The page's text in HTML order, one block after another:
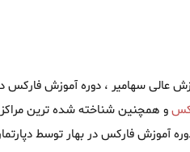
عالی سهامیر ، دوره آموزش فارکس
و همچنین شناخته شده ترین
آموزش فارکس در بهار توسط